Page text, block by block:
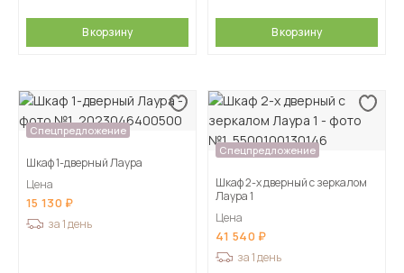
В корзину В корзину
Спецпредложение
Шкаф 1-дверный Лаура
Цена
15 130
за 1 день
Спецпредложение
Шкаф 2-х дверный с зеркалом
Лаура 1
Цена
41 540
за 1 день